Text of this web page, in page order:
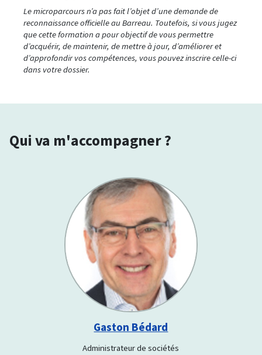
Le microparcours n’a pas fait l’objet d’une demande de
reconnaissance officielle au Barreau. Toutefois, si vous jugez
que cette formation a pour objectif de vous permettre
d’acquérir, de maintenir, de mettre à jour, d’améliorer et
d’approfondir vos compétences, vous pouvez inscrire celle-ci
dans votre dossier.
Qui va m'accompagner ?
Gaston Bédard
Administrateur de sociétés